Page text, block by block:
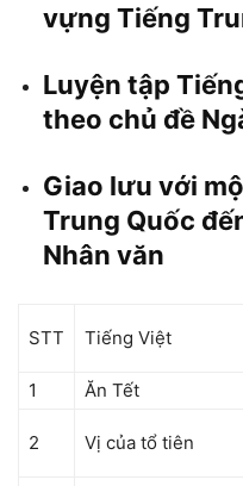
vựng Tiếng
Luyện tập
theo chủ đề
Giao lưu với
Trung Quốc
Nhân văn
STT Tiếng Việt
1 Ăn Tết
2 Vị của tổ tiên